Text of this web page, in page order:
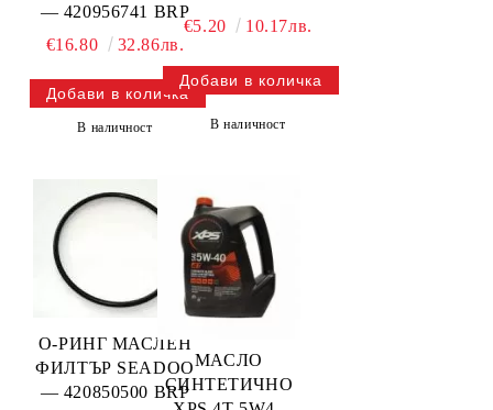
— 420956741 BRP
€16.80
32.86лв.
В наличност
€5.20 10.17лв.
В наличност
О-РИНГ МАСЛЕН
ФИЛТЪР SEADOO
— 420850500 BRP
МАСЛО
СИНТЕТИЧНО